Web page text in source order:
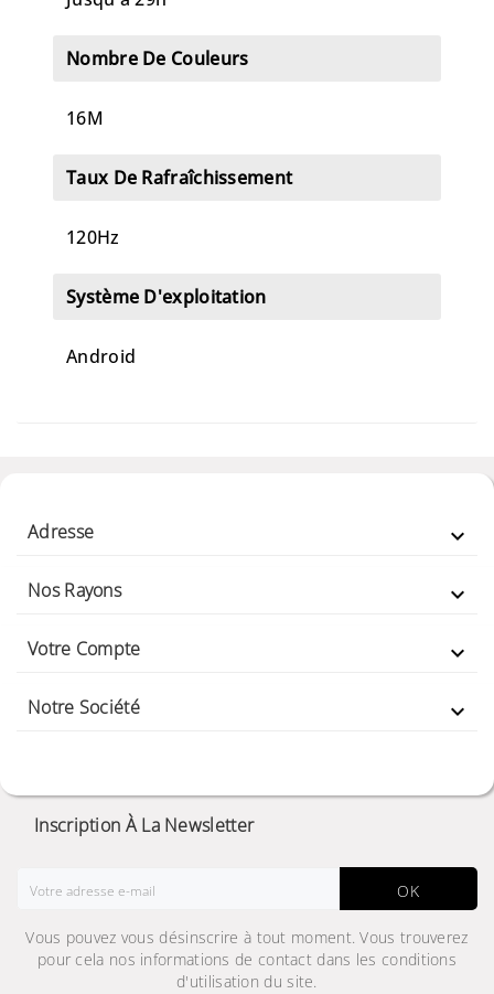
Nombre De Couleurs
16M
Taux De Rafraîchissement
120Hz
Système D'exploitation
Android
Adresse 
Nos Rayons 
Votre Compte 
Notre Société 
Inscription À La Newsletter
OK
Vous pouvez vous désinscrire à tout moment. Vous trouverez
pour cela nos informations de contact dans les conditions
d'utilisation du site.